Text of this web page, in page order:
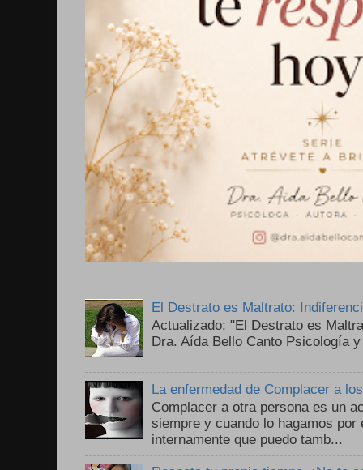
El Destrato es Maltrato:
Actualizado: "El Destrato es
Dra. Aída Bello Canto Psicología
La enfermedad de Complacer a
Complacer a otra persona es un
siempre y cuando lo hagamos por
internamente que puedo tamb...